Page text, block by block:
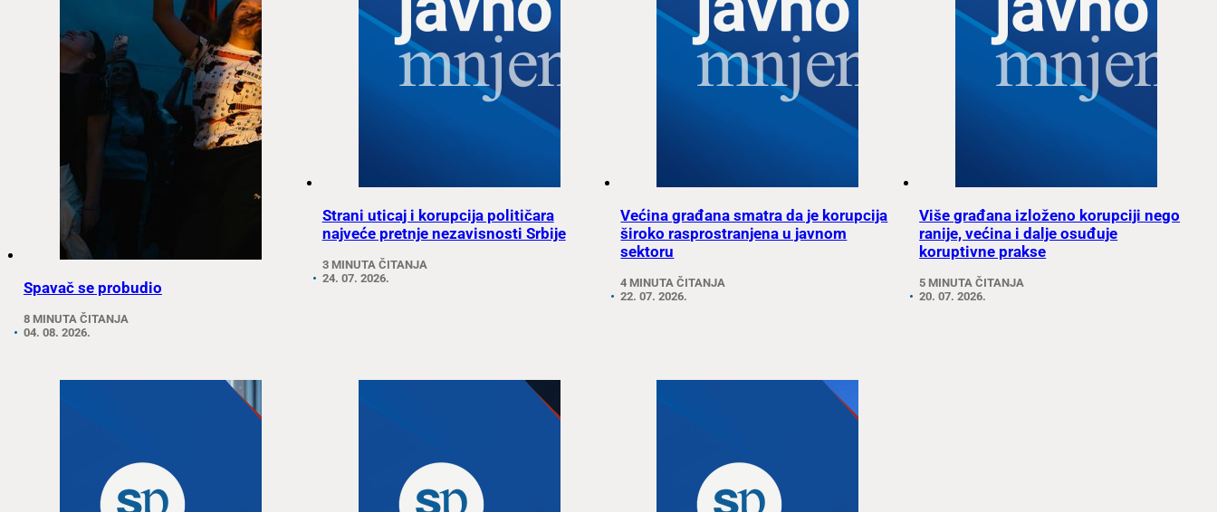
Spavač se probudio
8 MINUTA ČITANJA
04. 08. 2026.
Strani uticaj i korupcija političara
najveće pretnje nezavisnosti Srbije
3 MINUTA ČITANJA
24. 07. 2026.
Većina građana smatra da je korupcija
široko rasprostranjena u javnom
sektoru
4 MINUTA ČITANJA
22. 07. 2026.
Više građana izloženo korupciji nego
ranije, većina i dalje osuđuje
koruptivne prakse
5 MINUTA ČITANJA
20. 07. 2026.